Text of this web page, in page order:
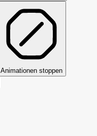
Animationen stoppen